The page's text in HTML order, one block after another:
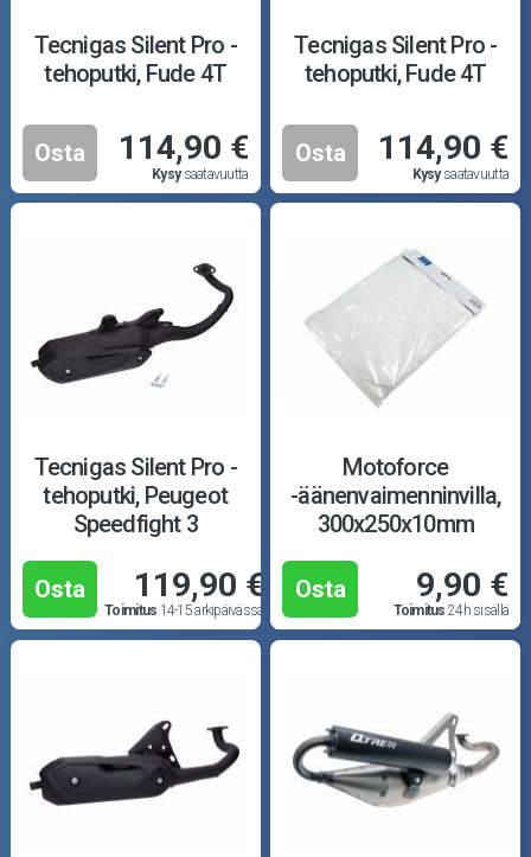
Tecnigas Silent Pro -
tehoputki, Fude 4T
Osta 114,90 €
Kysysaatavuutta
Tecnigas Silent Pro -
tehoputki, Fude 4T
Osta 114,90 €
Kysysaatavuutta
Tecnigas Silent Pro -
tehoputki, Peugeot
Speedfight 3
Osta 119,90 €
Toimitus 14-15 arkipäivässä
Motoforce
-äänenvaimenninvilla,
300x250x10mm
Osta 9,90 €
Toimitus 24h sisällä